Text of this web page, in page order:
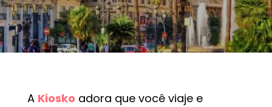
A Kiosko adora que você viaje e